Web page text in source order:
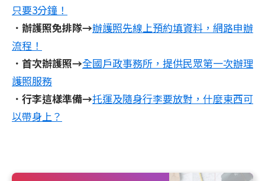
只要3分鐘！
．辦護照免排隊→辦護照先線上預約填資料，網路申辦
流程！
．首次辦護照→全國戶政事務所，提供民眾第一次辦理
護照服務
．行李這樣準備→托運及隨身行李要放對，什麼東西可
以帶身上？